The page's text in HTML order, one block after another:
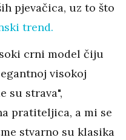
pjevačica, uz to što
trend.
crni model čiju
visokoj
su strava",
pratiteljica, a mi se
stvarno su klasika